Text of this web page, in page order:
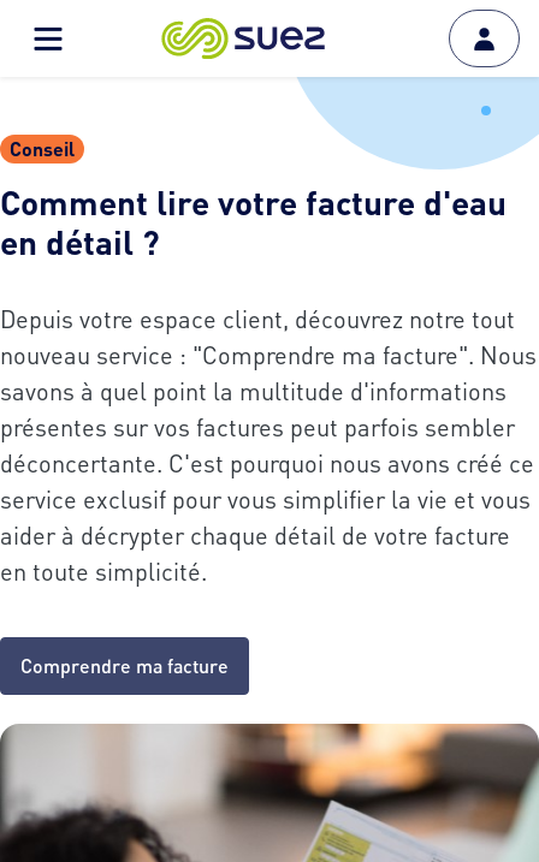
Conseil
Comment lire votre facture d'eau
en détail ?
Depuis votre espace client, découvrez notre tout
nouveau service : "Comprendre ma facture". Nous
savons à quel point la multitude d'informations
présentes sur vos factures peut parfois sembler
déconcertante. C'est pourquoi nous avons créé ce
service exclusif pour vous simplifier la vie et vous
aider à décrypter chaque détail de votre facture
en toute simplicité.
Comprendre ma facture